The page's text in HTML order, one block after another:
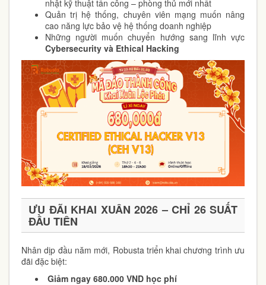
nhật kỹ thuật tấn công – phòng thủ mới nhất
Quản trị hệ thống, chuyên viên mạng muốn nâng
cao năng lực bảo vệ hệ thống doanh nghiệp
Những người muốn chuyển hướng sang lĩnh vực
Cybersecurity và Ethical Hacking
ƯU ĐÃI KHAI XUÂN 2026 – CHỈ 26 SUẤT
ĐẦU TIÊN
Nhân dịp đầu năm mới, Robusta triển khai chương trình ưu
đãi đặc biệt:
Giảm ngay 680.000 VND học phí